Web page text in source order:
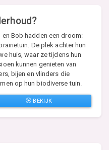
en Bob hadden een droom:
De plek achter hun
huis, waar ze tijdens hun
kunnen genieten van
bijen en vlinders die
op hun biodiverse tuin.
BEKIJK